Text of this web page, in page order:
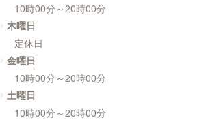
10時00分～20時00分
木曜日
定休日
金曜日
10時00分～20時00分
土曜日
10時00分～20時00分